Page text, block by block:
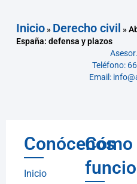
Inicio» Derecho civil »
España: defensa y plazos
Teléfono:
Email:
Conócenos
Inicio
Cómo